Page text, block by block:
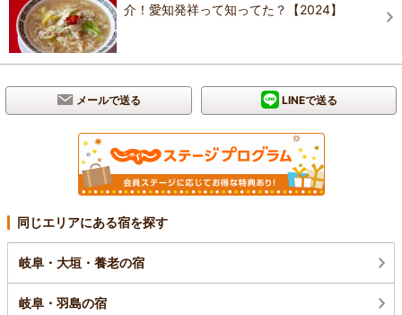
介！愛知発祥って知ってた？【2024】
メールで送る LINEで送る
同じエリアにある宿を探す
岐阜・大垣・養老の宿
岐阜・羽島の宿